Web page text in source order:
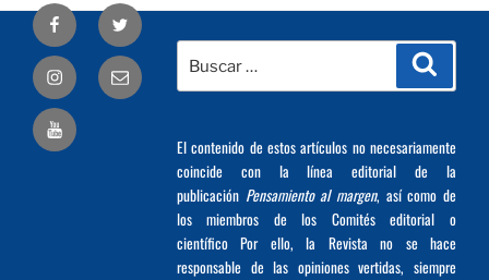
por:
El contenido de estos artículos no necesariamente
coincide con la línea editorial de la
publicación Pensamiento al margen, así como de
los miembros de los Comités editorial o
científico Por ello, la Revista no se hace
responsable de las opiniones vertidas, siempre
Facebook Twitter
Correo
electrónico